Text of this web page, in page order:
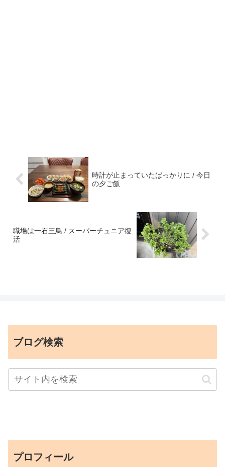
時計が止まっていたばっかりに / 今日
の夕ご飯
職場は一石三鳥 / スーパーチュニア復
活
ブログ検索
プロフィール